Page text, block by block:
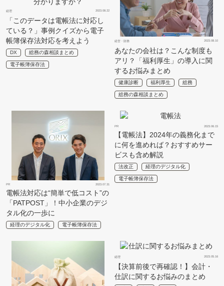
経理 2023.08.22
「このデータは電帳法に対応し
ている？」事例クイズから電子
帳簿保存法対応を考えよう
DX 総務の森相談まとめ
電子帳簿保存法
経営・財務 2023.08.10
あなたの会社は？こんな制度も
アリ？「福利厚生」の導入に関
するお悩みまとめ
健康診断 福利厚生 総務
総務の森相談まとめ
PR 2023.07.31
電帳法対応は“簡単で低コスト”の
「PATPOST」！中小企業のデジ
タル化の一歩に
経理のデジタル化 電子帳簿保存法
PR 2023.06.15
【電帳法】2024年の義務化まで
に何を進めれば？おすすめサー
ビスも含め解説
法改正 経理のデジタル化
電子帳簿保存法
経理 2023.05.16
【決算前後で再確認！】会計・
仕訳に関するお悩みのまとめ